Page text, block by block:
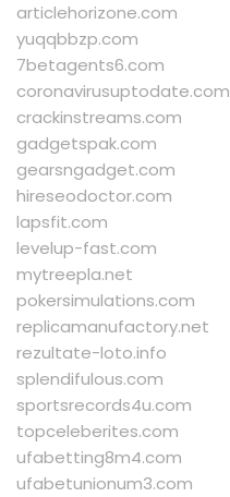
articlehorizone.com
yuqqbbzp.com
7betagents6.com
coronavirusuptodate.com
crackinstreams.com
gadgetspak.com
gearsngadget.com
hireseodoctor.com
lapsfit.com
levelup-fast.com
mytreepla.net
pokersimulations.com
replicamanufactory.net
rezultate-loto.info
splendifulous.com
sportsrecords4u.com
topceleberites.com
ufabetting8m4.com
ufabetunionum3.com